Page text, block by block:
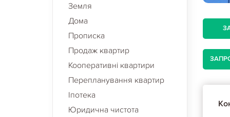
Земля
Дома
Прописка
Продаж квартир
Кооперативні квартири
Перепланування квартир
Іпотека
Юридична чистота